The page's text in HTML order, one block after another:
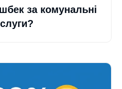
за комунальні